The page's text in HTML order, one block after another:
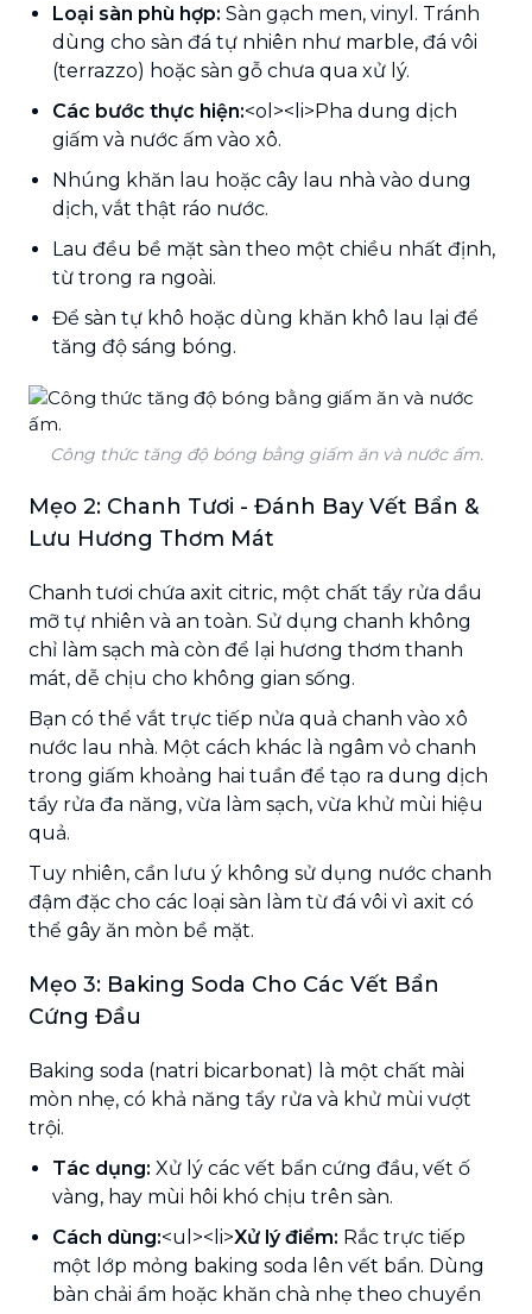
Loại sàn phù hợp: Sàn gạch men, vinyl. Tránh
dùng cho sàn đá tự nhiên như marble, đá vôi
(terrazzo) hoặc sàn gỗ chưa qua xử lý.
Các bước thực hiện:<ol><li>Pha dung dịch
giấm và nước ấm vào xô.
Nhúng khăn lau hoặc cây lau nhà vào dung
dịch, vắt thật ráo nước.
Lau đều bề mặt sàn theo một chiều nhất định,
từ trong ra ngoài.
Để sàn tự khô hoặc dùng khăn khô lau lại để
tăng độ sáng bóng.
Công thức tăng độ bóng bằng giấm ăn và nước ấm.
Mẹo 2: Chanh Tươi - Đánh Bay Vết Bẩn &
Lưu Hương Thơm Mát
Chanh tươi chứa axit citric, một chất tẩy rửa dầu
mỡ tự nhiên và an toàn. Sử dụng chanh không
chỉ làm sạch mà còn để lại hương thơm thanh
mát, dễ chịu cho không gian sống.
Bạn có thể vắt trực tiếp nửa quả chanh vào xô
nước lau nhà. Một cách khác là ngâm vỏ chanh
trong giấm khoảng hai tuần để tạo ra dung dịch
tẩy rửa đa năng, vừa làm sạch, vừa khử mùi hiệu
quả.
Tuy nhiên, cần lưu ý không sử dụng nước chanh
đậm đặc cho các loại sàn làm từ đá vôi vì axit có
thể gây ăn mòn bề mặt.
Mẹo 3: Baking Soda Cho Các Vết Bẩn
Cứng Đầu
Baking soda (natri bicarbonat) là một chất mài
mòn nhẹ, có khả năng tẩy rửa và khử mùi vượt
trội.
Tác dụng: Xử lý các vết bẩn cứng đầu, vết ố
vàng, hay mùi hôi khó chịu trên sàn.
Cách dùng:<ul><li>Xử lý điểm: Rắc trực tiếp
một lớp mỏng baking soda lên vết bẩn. Dùng
bàn chải ẩm hoặc khăn chà nhẹ theo chuyển